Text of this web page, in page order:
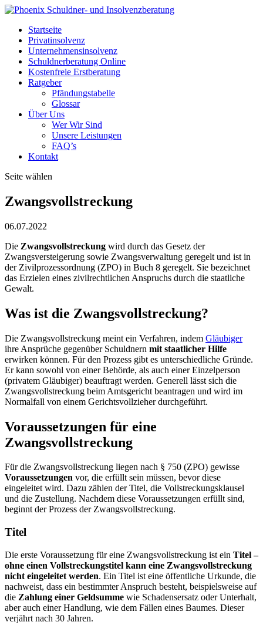
Startseite
Privatinsolvenz
Unternehmensinsolvenz
Schuldnerberatung Online
Kostenfreie Erstberatung
Ratgeber
Pfändungstabelle
Glossar
Über Uns
Wer Wir Sind
Unsere Leistungen
FAQ’s
Kontakt
Seite wählen
Zwangsvollstreckung
06.07.2022
Die Zwangsvollstreckung wird durch das Gesetz der
Zwangsversteigerung sowie Zwangsverwaltung geregelt und ist in
der Zivilprozessordnung (ZPO) in Buch 8 geregelt. Sie bezeichnet
das Erzielen eines zivilrechtlichen Anspruchs durch die staatliche
Gewalt.
Was ist die Zwangsvollstreckung?
Die Zwangsvollstreckung meint ein Verfahren, indem Gläubiger
ihre Ansprüche gegenüber Schuldnern mit staatlicher Hilfe
erwirken können. Für den Prozess gibt es unterschiedliche Gründe.
Er kann sowohl von einer Behörde, als auch einer Einzelperson
(privatem Gläubiger) beauftragt werden. Generell lässt sich die
Zwangsvollstreckung beim Amtsgericht beantragen und wird im
Normalfall von einem Gerichtsvollzieher durchgeführt.
Voraussetzungen für eine
Zwangsvollstreckung
Für die Zwangsvollstreckung liegen nach § 750 (ZPO) gewisse
Voraussetzungen vor, die erfüllt sein müssen, bevor diese
eingeleitet wird. Dazu zählen der Titel, die Vollstreckungsklausel
und die Zustellung. Nachdem diese Voraussetzungen erfüllt sind,
beginnt der Prozess der Zwangsvollstreckung.
Titel
Die erste Voraussetzung für eine Zwangsvollstreckung ist ein Titel –
ohne einen Vollstreckungstitel kann eine Zwangsvollstreckung
nicht eingeleitet werden. Ein Titel ist eine öffentliche Urkunde, die
nachweist, dass ein bestimmter Anspruch besteht, beispielsweise auf
die Zahlung einer Geldsumme wie Schadensersatz oder Unterhalt,
aber auch einer Handlung, wie dem Fällen eines Baumes. Dieser
verjährt nach 30 Jahren.